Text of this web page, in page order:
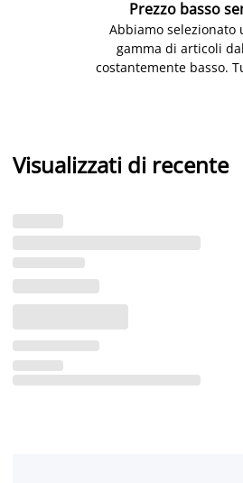
Prezzo basso
Abbiamo selezionato
gamma di articoli
costantemente basso.
Visualizzati di recente